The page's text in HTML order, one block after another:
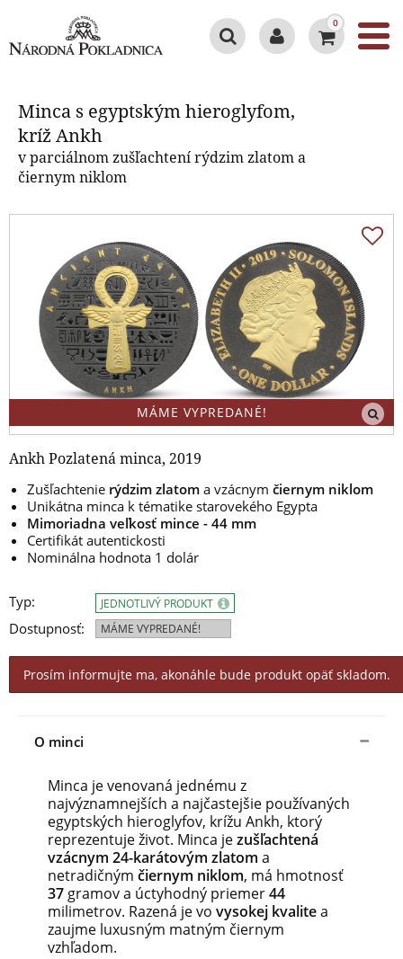
0
Minca s egyptským hieroglyfom,
kríž Ankh
v parciálnom zušľachtení rýdzim zlatom a
čiernym niklom
MÁME VYPREDANÉ!
Ankh Pozlatená minca, 2019
Zušľachtenie rýdzim zlatom a vzácnym čiernym niklom
Unikátna minca k tématike starovekého Egypta
Mimoriadna veľkosť mince - 44 mm
Certifikát autentickosti
Nominálna hodnota 1 dolár
Typ:
Dostupnosť:
JEDNOTLIVÝ PRODUKT
MÁME VYPREDANÉ!
Prosím informujte ma, akonáhle bude produkt opäť skladom.
O minci
Minca je venovaná jednému z
najvýznamnejších a najčastejšie používaných
egyptských hieroglyfov, krížu Ankh, ktorý
reprezentuje život. Minca jezušľachtená
vzácnym 24-karátovým zlatom a
netradičným čiernym niklom, má hmotnosť
37 gramov a úctyhodný priemer44
milimetrov. Razená je vo vysokej kvalitea
zaujme luxusným matným čiernym
vzhľadom.
Minca s egyptským hieroglyfom,